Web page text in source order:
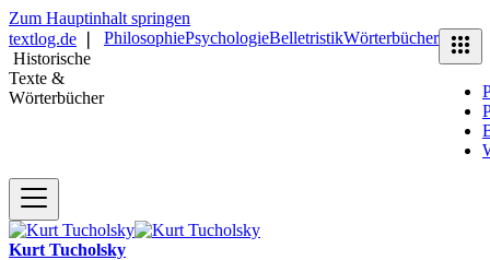
Zum Hauptinhalt springen
textlog.de
Historische
Texte &
Wörterbücher
PhilosophiePsychologieBelletristikWörterbücher
Kurt Tucholsky